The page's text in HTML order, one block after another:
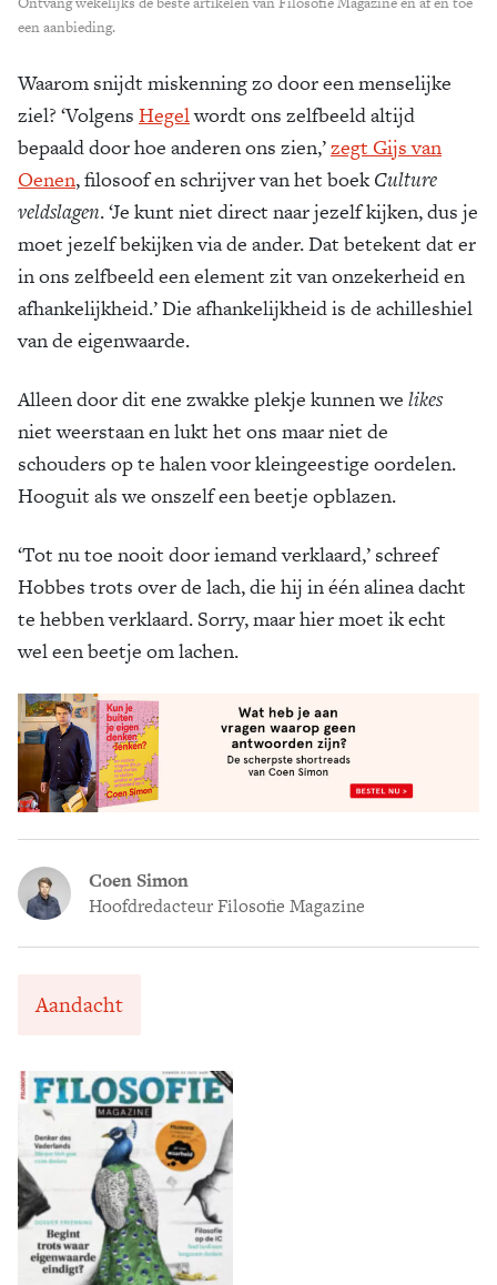
een aanbieding.
Waarom snijdt miskenning zo door een menselijke
ziel? ‘Volgens Hegelwordt ons zelfbeeld altijd
bepaald door hoe anderen ons zien,’zegt Gijs van
Oenen, filosoof en schrijver van het boek Culture
veldslagen. ‘Je kunt niet direct naar jezelf kijken, dus je
moet jezelf bekijken via de ander. Dat betekent dat er
in ons zelfbeeld een element zit van onzekerheid en
afhankelijkheid.’ Die afhankelijkheid is de achilleshiel
van de eigenwaarde.
Alleen door dit ene zwakke plekje kunnen we likes
niet weerstaan en lukt het ons maar niet de
schouders op te halen voor kleingeestige oordelen.
Hooguit als we onszelf een beetje opblazen.
‘Tot nu toe nooit door iemand verklaard,’ schreef
Hobbes trots over de lach, die hij in één alinea dacht
te hebben verklaard. Sorry, maar hier moet ik echt
wel een beetje om lachen.
Coen Simon
Hoofdredacteur Filosofie Magazine
Aandacht